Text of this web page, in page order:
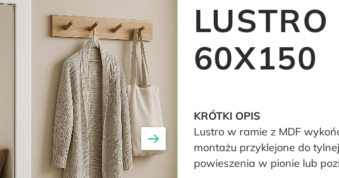
60X150
KRÓTKI OPIS
Lustro w ramie z MDF
montażu przyklejone do
powieszenia w pionie lub